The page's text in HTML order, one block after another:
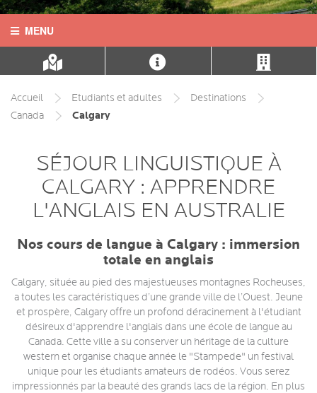
MENU
ACCUEIL
CONTACT
DESTINATIONS
HÉBERGEMENTS
Accueil Etudiants et adultes
Destinations
Canada
Calgary
SÉJOUR LINGUISTIQUE À
CALGARY : APPRENDRE
L'ANGLAIS EN AUSTRALIE
Nos cours de langue à Calgary : immersion
totale en anglais
Calgary, située au pied des majestueuses montagnes Rocheuses,
a toutes les caractéristiques d’une grande ville de l’Ouest. Jeune
et prospère, Calgary offre un profond déracinement à l'étudiant
désireux d'apprendre l'anglais dans une école de langueau
Canada. Cette ville a su conserver un héritage de la culture
western et organise chaque année le "Stampede" un festival
unique pour les étudiants amateurs de rodéos. Vous serez
impressionnés par la beauté des grands lacs de la région. En plus